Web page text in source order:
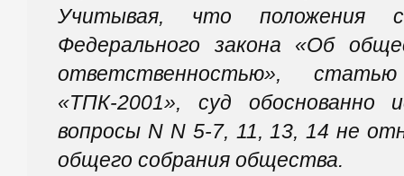
Учитывая, что
Федерального закона «Об
ответственностью»,
«ТПК-2001», суд обоснованно
вопросы N N 5-7, 11, 13, 14 не
общего собрания общества.